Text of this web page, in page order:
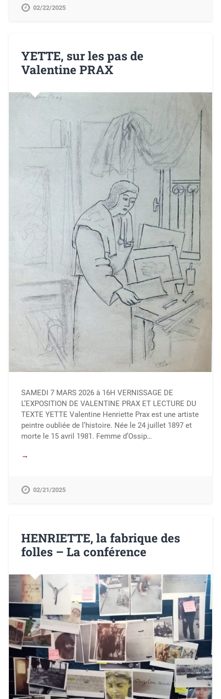
02/22/2025
YETTE, sur les pas de
Valentine PRAX
SAMEDI 7 MARS 2026 à 16H VERNISSAGE DE
L’EXPOSITION DE VALENTINE PRAX ET LECTURE DU
TEXTE YETTE Valentine Henriette Prax est une artiste
peintre oubliée de l’histoire. Née le 24 juillet 1897 et
morte le 15 avril 1981. Femme d’Ossip…
→
02/21/2025
HENRIETTE, la fabrique des
folles – La conférence